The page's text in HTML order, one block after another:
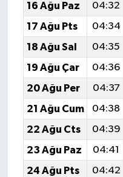
16 Ağu Paz
04:32
17 Ağu Pts
04:34
18 Ağu Sal
04:35
19 Ağu Çar
04:36
20 Ağu Per
04:37
21 Ağu Cum
04:38
22 Ağu Cts
04:39
23 Ağu Paz
04:41
24 Ağu Pts
04:42